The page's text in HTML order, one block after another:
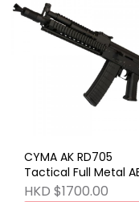
CYMA AK RD705
Tactical Full Metal AEG
BK
HKD $1700.00